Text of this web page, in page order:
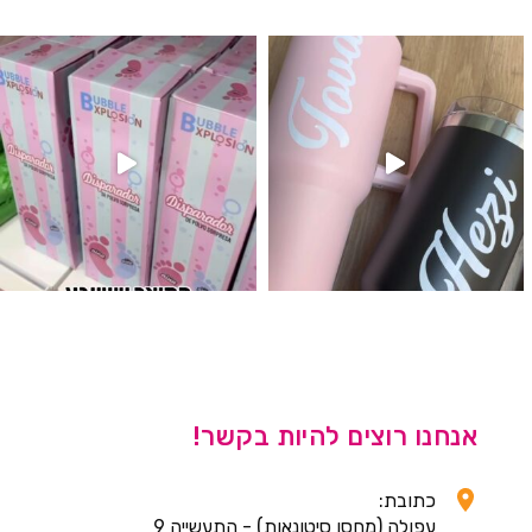
מטף לגילוי מין העובר חזר למלא
אנחנו רוצים להיות בקשר!
כתובת:
עפולה (מחסן סיטונאות) - התעשייה 9